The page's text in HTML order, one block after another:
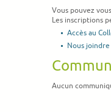
Vous pouvez
Les inscriptions
Accès au
Nous joindre
Aucun